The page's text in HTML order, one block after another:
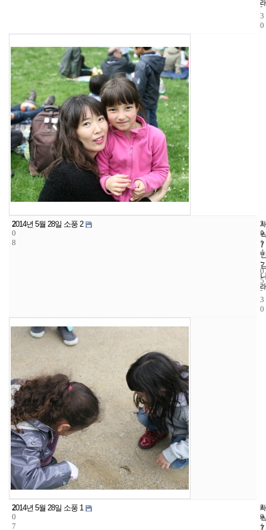
-
3
0
2
0
8
2014년 5월 28일 소풍 2
7
5
1
2
0
1
4
-
0
5
-
3
0
2
0
7
2014년 5월 28일 소풍 1
6
9
2
0
1